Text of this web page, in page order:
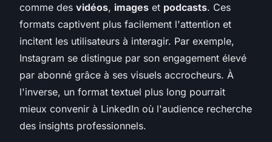
comme des vidéos, images et podcasts. Ces
formats captivent plus facilement l'attention et
incitent les utilisateurs à interagir. Par exemple,
Instagram se distingue par son engagement élevé
par abonné grâce à ses visuels accrocheurs. À
l'inverse, un format textuel plus long pourrait
mieux convenir à LinkedIn où l'audience recherche
des insights professionnels.